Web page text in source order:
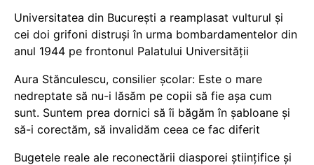
Universitatea din București a reamplasat vulturul și
cei doi grifoni distruși în urma bombardamentelor din
anul 1944 pe frontonul Palatului Universității
Aura Stănculescu, consilier școlar: Este o mare
nedreptate să nu-i lăsăm pe copii să fie așa cum
sunt. Suntem prea dornici să îi băgăm în șabloane și
să-i corectăm, să invalidăm ceea ce fac diferit
Bugetele reale ale reconectării diasporei științifice și